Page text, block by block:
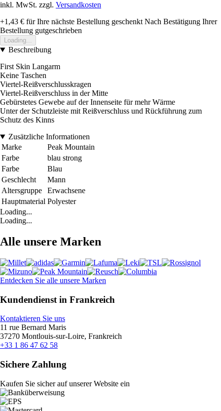
inkl. MwSt. zzgl. Versandkosten
+1,43 € für Ihre nächste Bestellung geschenkt Nach Bestätigung Ihrer
Bestellung gutgeschrieben
Loading...
Beschreibung
First Skin Langarm
Keine Taschen
Viertel-Reißverschlusskragen
Viertel-Reißverschluss in der Mitte
Gebürstetes Gewebe auf der Innenseite für mehr Wärme
Unter der Schutzleiste mit Reißverschluss und Rückführung zum
Schutz des Kinns
Zusätzliche Informationen
Marke
Peak Mountain
Farbe
blau strong
Farbe
Blau
Geschlecht
Mann
Altersgruppe
Erwachsene
Hauptmaterial Polyester
Loading...
Loading...
Alle unsere Marken
Entdecken Sie alle unsere Marken
Kundendienst in Frankreich
Kontaktieren Sie uns
11 rue Bernard Maris
37270 Montlouis-sur-Loire, Frankreich
+33 1 86 47 62 58
Sichere Zahlung
Kaufen Sie sicher auf unserer Website ein